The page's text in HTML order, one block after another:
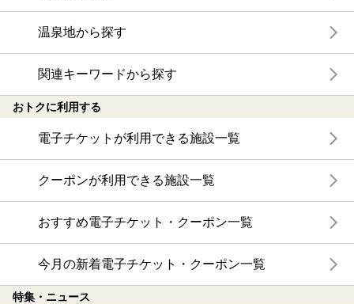
温泉地から探す
関連キーワードから探す
おトクに利用する
電子チケットが利用できる施設一覧
クーポンが利用できる施設一覧
おすすめ電子チケット・クーポン一覧
今月の新着電子チケット・クーポン一覧
特集・ニュース